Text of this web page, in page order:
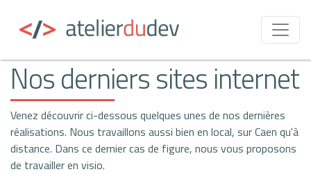
atelier du dev réalisations
Nos derniers sites internet
Venez découvrir ci-dessous quelques unes de nos dernières
réalisations. Nous travaillons aussi bien en local, sur Caen qu'à
distance. Dans ce dernier cas de figure, nous vous proposons
de travailler en visio.